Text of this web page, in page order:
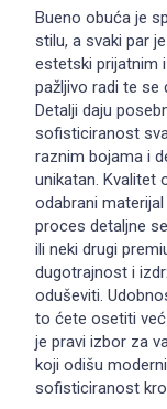
Bueno obuća je
stilu, a svaki par
estetski prijatnim
pažljivo radi te se
Detalji daju
sofisticiranost
raznim bojama i
unikatan. Kvalitet
odabrani
proces detaljne
ili neki drugi
dugotrajnost i
oduševiti.
to ćete osetiti
je pravi izbor za
koji odišu
sofisticiranost